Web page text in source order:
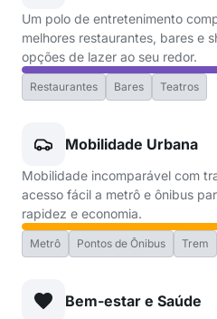
Um polo de entretenimento
melhores restaurantes, bares e
opções de lazer ao seu redor.
Restaurantes Bares Teatros
Mobilidade Urbana
Mobilidade incomparável com
acesso fácil a metrô e ônibus
rapidez e economia.
Metrô Pontos de Ônibus Trem
Bem-estar e Saúde